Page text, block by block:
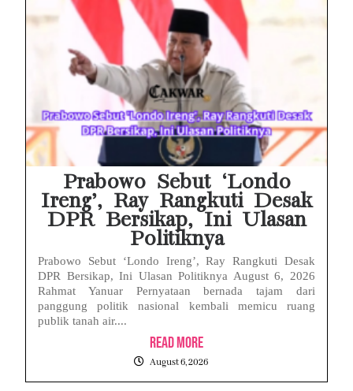
Prabowo Sebut ‘Londo
Ireng’, Ray Rangkuti Desak
DPR Bersikap, Ini Ulasan
Politiknya
Prabowo Sebut ‘Londo Ireng’, Ray Rangkuti Desak
DPR Bersikap, Ini Ulasan Politiknya August 6, 2026
Rahmat Yanuar Pernyataan bernada tajam dari
panggung politik nasional kembali memicu ruang
publik tanah air....
Read More
August 6, 2026